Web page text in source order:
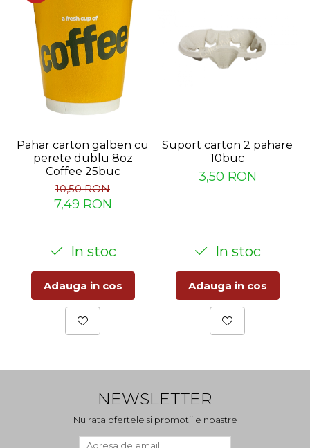
Pahar carton galben cu
perete dublu 8oz
Coffee 25buc
10,50 RON
7,49 RON
In stoc
Adauga in cos
Suport carton 2 pahare
10buc
3,50 RON
In stoc
Adauga in cos
NEWSLETTER
Nu rata ofertele si promotiile noastre